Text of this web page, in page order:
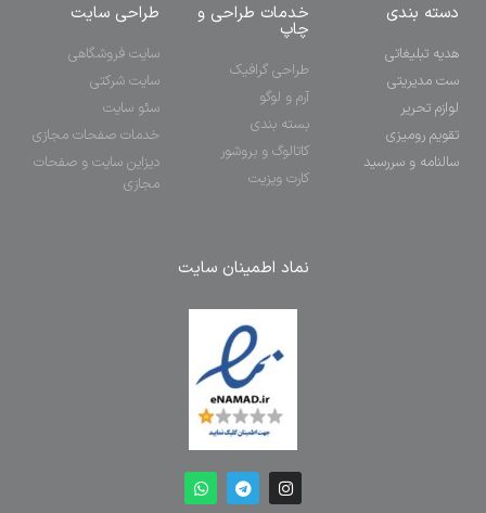
دسته بندی
هدیه تبلیغاتی
ست مدیریتی
لوازم تحریر
تقویم رومیزی
سالنامه و سررسید
خدمات طراحی و
چاپ
طراحی گرافیک
آرم و لوگو
بسته بندی
کاتالوگ و بروشور
کارت ویزیت
طراحی سایت
سایت فروشگاهی
سایت شرکتی
سئو سایت
خدمات صفحات مجازی
دیزاین سایت و صفحات
مجازی
نماد اطمینان سایت